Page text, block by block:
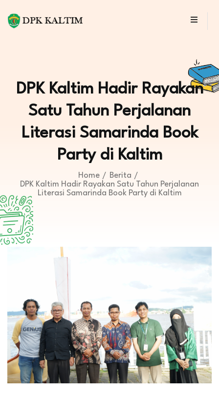
DPK Kaltim Hadir Rayakan
Satu Tahun Perjalanan
Literasi Samarinda Book
Party di Kaltim
Home
Berita
DPK Kaltim Hadir Rayakan Satu Tahun Perjalanan
Literasi Samarinda Book Party di Kaltim